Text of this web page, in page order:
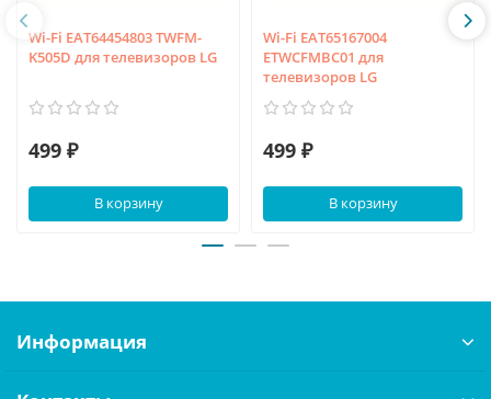
Wi-Fi EAT64454803 TWFM-
K505D для телевизоров LG
499 ₽
В корзину
Wi-Fi EAT65167004
ETWCFMBC01 для
телевизоров LG
499 ₽
В корзину
Информация